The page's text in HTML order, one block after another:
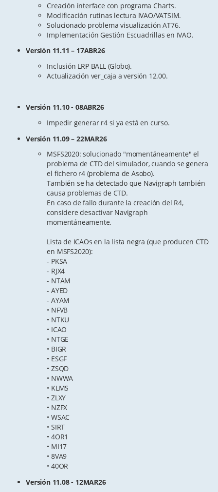
Creación interface con programa Charts.
Modificación rutinas lectura IVAO/VATSIM.
Solucionado problema visualización AT76.
Implementación Gestión Escuadrillas en IVAO.
Versión 11.11 – 17ABR26
Inclusión LRP BALL (Globo).
Actualización ver_caja a versión 12.00.
Versión 11.10 - 08ABR26
Impedir generar r4 si ya está en curso.
Versión 11.09 – 22MAR26
MSFS2020: solucionado "momentáneamente" el
problema de CTD del simulador, cuando se genera
el fichero r4 (problema de Asobo).
También se ha detectado que Navigraph también
causa problemas de CTD.
En caso de fallo durante la creación del R4,
considere desactivar Navigraph
momentáneamente.
Lista de ICAOs en la lista negra (que producen CTD
en MSFS2020):
- PKSA
- RJX4
- NTAM
- AYED
- AYAM
• NFVB
• NTKU
• ICAO
• NTGE
• BIGR
• ESGF
• ZSQD
• NWWA
• KLMS
• ZLXY
• NZFX
• WSAC
• SIRT
• 4OR1
• MI17
• 8VA9
• 40OR
Versión 11.08 - 12MAR26